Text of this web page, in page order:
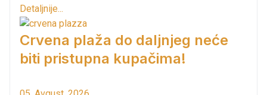
Detaljnije...
Crvena plaža do daljnjeg neće
biti pristupna kupačima!